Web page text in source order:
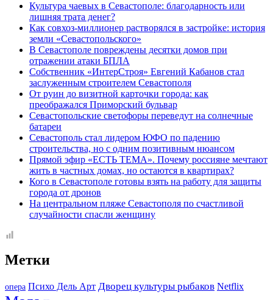
Культура чаевых в Севастополе: благодарность или
лишняя трата денег?
Как совхоз-миллионер растворялся в застройке: история
земли «Севастопольского»
В Севастополе повреждены десятки домов при
отражении атаки БПЛА
Собственник «ИнтерСтроя» Евгений Кабанов стал
заслуженным строителем Севастополя
От руин до визитной карточки города: как
преображался Приморский бульвар
Севастопольские светофоры переведут на солнечные
батареи
Севастополь стал лидером ЮФО по падению
строительства, но с одним позитивным нюансом
Прямой эфир «ЕСТЬ ТЕМА». Почему россияне мечтают
жить в частных домах, но остаются в квартирах?
Кого в Севастополе готовы взять на работу для защиты
города от дронов
На центральном пляже Севастополя по счастливой
случайности спасли женщину
Метки
опера Психо Дель Арт Дворец культуры рыбаков Netflix